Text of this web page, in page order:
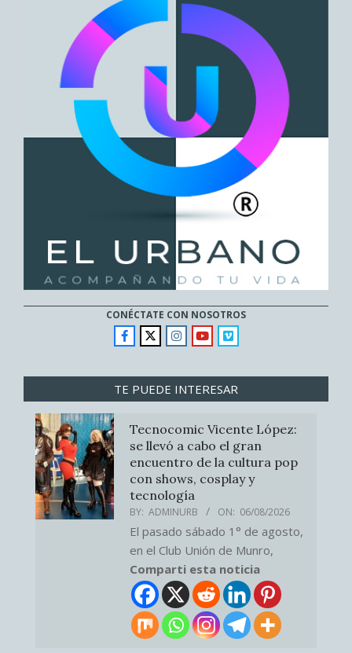
CONÉCTATE CON NOSOTROS
TE PUEDE INTERESAR
Tecnocomic Vicente López:
se llevó a cabo el gran
encuentro de la cultura pop
con shows, cosplay y
tecnología
BY: ADMINURB ON: 06/08/2026
El pasado sábado 1° de agosto,
en el Club Unión de Munro,
Comparti esta noticia